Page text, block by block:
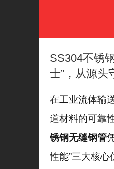
SS304不锈
士”，从源头
在工业流体输
道材料的可靠
锈钢无缝钢管
性能”三大核